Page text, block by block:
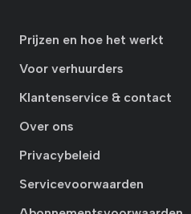
Prijzen en hoe het werkt
Voor verhuurders
Klantenservice & contact
Over ons
Privacybeleid
Servicevoorwaarden